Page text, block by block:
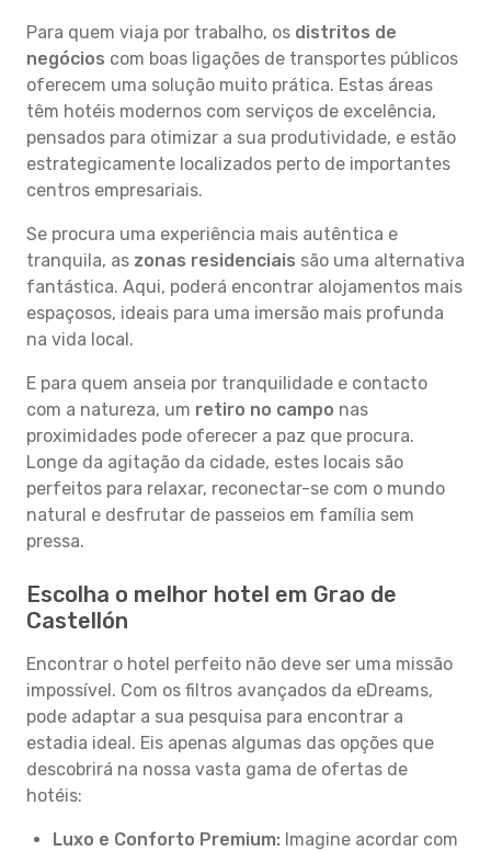
Para quem viaja por trabalho, os distritos de
negócios com boas ligações de transportes públicos
oferecem uma solução muito prática. Estas áreas
têm hotéis modernos com serviços de excelência,
pensados para otimizar a sua produtividade, e estão
estrategicamente localizados perto de importantes
centros empresariais.
Se procura uma experiência mais autêntica e
tranquila, as zonas residenciais são uma alternativa
fantástica. Aqui, poderá encontrar alojamentos mais
espaçosos, ideais para uma imersão mais profunda
na vida local.
E para quem anseia por tranquilidade e contacto
com a natureza, um retiro no campo nas
proximidades pode oferecer a paz que procura.
Longe da agitação da cidade, estes locais são
perfeitos para relaxar, reconectar-se com o mundo
natural e desfrutar de passeios em família sem
pressa.
Escolha o melhor hotel em Grao de
Castellón
Encontrar o hotel perfeito não deve ser uma missão
impossível. Com os filtros avançados da eDreams,
pode adaptar a sua pesquisa para encontrar a
estadia ideal. Eis apenas algumas das opções que
descobrirá na nossa vasta gama de ofertas de
hotéis:
Luxo e Conforto Premium: Imagine acordar com